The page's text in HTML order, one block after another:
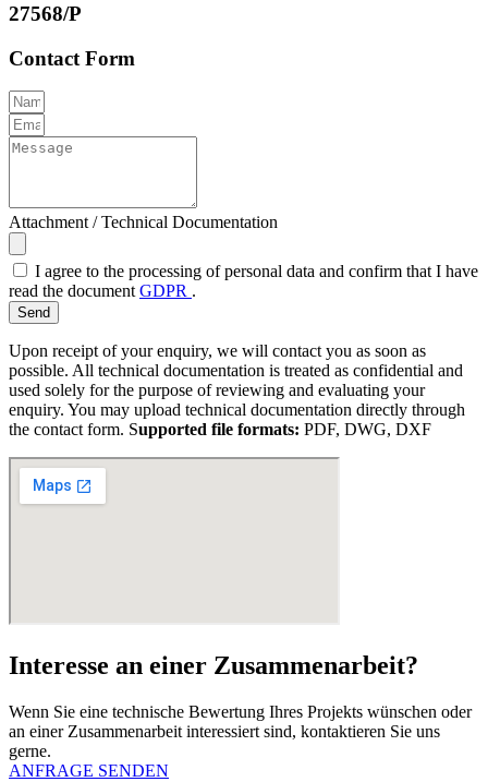
27568/P
Contact Form
Attachment / Technical Documentation
I agree to the processing of personal data and confirm that I have
read the documentGDPR .
Send
Upon receipt of your enquiry, we will contact you as soon as
possible. All technical documentation is treated as confidential and
used solely for the purpose of reviewing and evaluating your
enquiry. You may upload technical documentation directly through
the contact form. Supported file formats: PDF, DWG, DXF
Interesse an einer Zusammenarbeit?
Wenn Sie eine technische Bewertung Ihres Projekts wünschen oder
an einer Zusammenarbeit interessiert sind, kontaktieren Sie uns
gerne.
ANFRAGE SENDEN